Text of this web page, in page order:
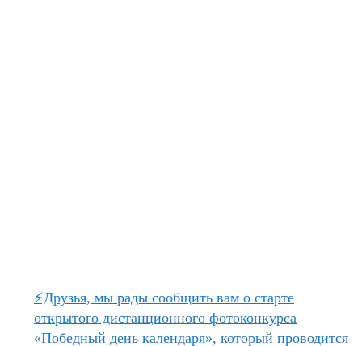
⚡Друзья, мы рады сообщить вам о старте
открытого дистанционного фотоконкурса
«Победный день календаря», который проводится